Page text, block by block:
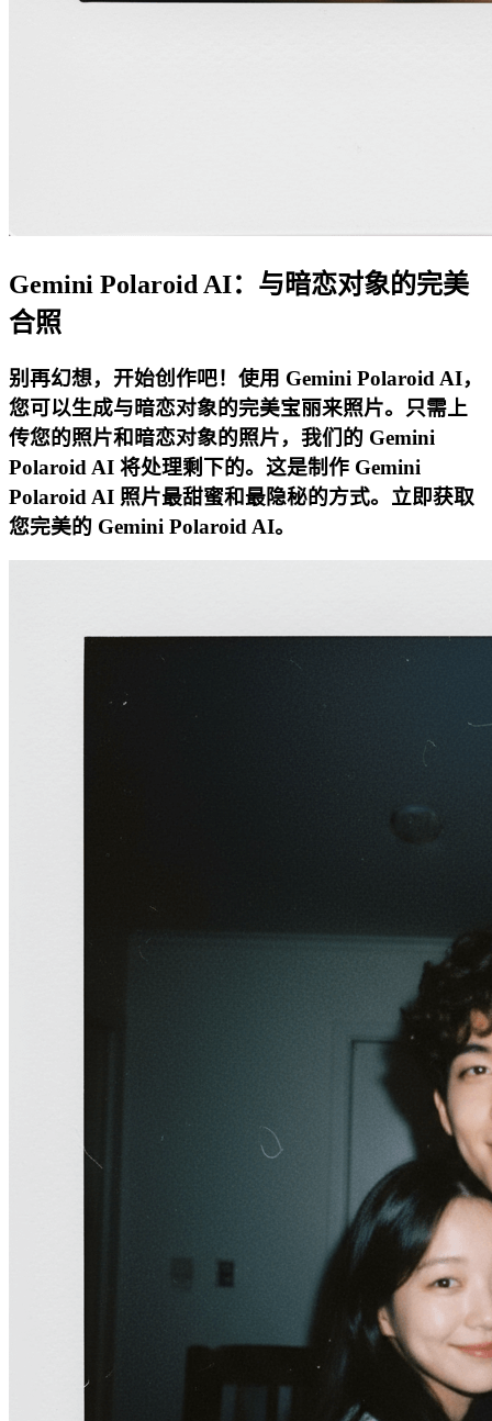
Gemini Polaroid AI：与暗恋对象的完美
合照
别再幻想，开始创作吧！使用 Gemini Polaroid AI，
您可以生成与暗恋对象的完美宝丽来照片。只需上
传您的照片和暗恋对象的照片，我们的 Gemini
Polaroid AI 将处理剩下的。这是制作 Gemini
Polaroid AI 照片最甜蜜和最隐秘的方式。立即获取
您完美的 Gemini Polaroid AI。